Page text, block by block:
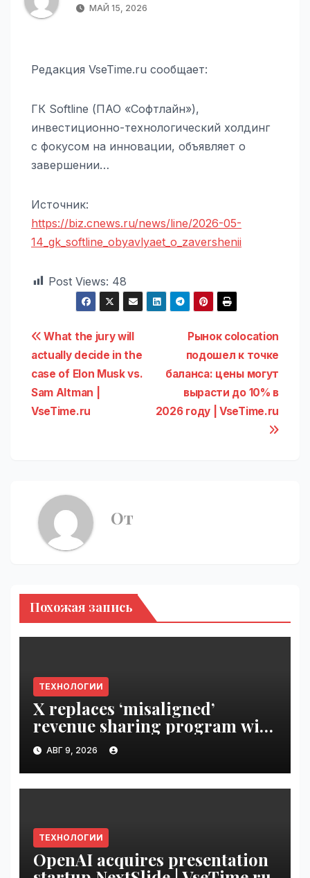
МАЙ 15, 2026
Редакция VseTime.ru сообщает:
ГК Softline (ПАО «Софтлайн»),
инвестиционно-технологический холдинг
с фокусом на инновации, объявляет о
завершении…
Источник:
https://biz.cnews.ru/news/line/2026-05-
14_gk_softline_obyavlyaet_o_zavershenii
Post Views: 48
Навигация
по
записям
Рынок colocation
подошел к точке
баланса: цены могут
вырасти до 10% в
2026 году | VseTime.ru
What the jury will
actually decide in the
case of Elon Musk vs.
Sam Altman |
VseTime.ru
От
Похожая запись
ТЕХНОЛОГИИ
X replaces ‘misaligned’
revenue sharing program with
Original Content Rewards |
VseTime.ru
АВГ 9, 2026
ТЕХНОЛОГИИ
OpenAI acquires presentation